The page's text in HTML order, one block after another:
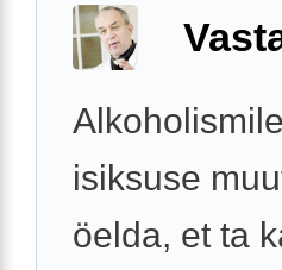
isiksuse
öelda, et ta